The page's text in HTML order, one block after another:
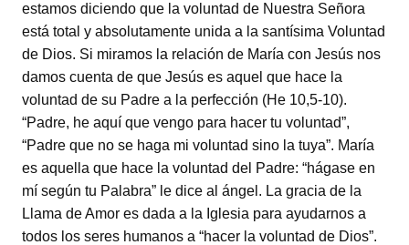
estamos diciendo que la voluntad de Nuestra Señora
está total y absolutamente unida a la santísima Voluntad
de Dios. Si miramos la relación de María con Jesús nos
damos cuenta de que Jesús es aquel que hace la
voluntad de su Padre a la perfección (He 10,5-10).
“Padre, he aquí que vengo para hacer tu voluntad”,
“Padre que no se haga mi voluntad sino la tuya”. María
es aquella que hace la voluntad del Padre: “hágase en
mí según tu Palabra” le dice al ángel. La gracia de la
Llama de Amor es dada a la Iglesia para ayudarnos a
todos los seres humanos a “hacer la voluntad de Dios”.